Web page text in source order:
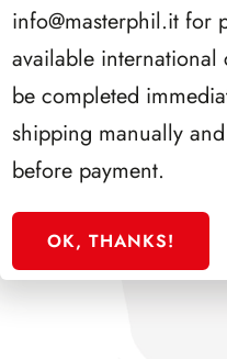
info@masterphil.it for
available
be completed
shipping manually
before payment.
OK, THANKS!